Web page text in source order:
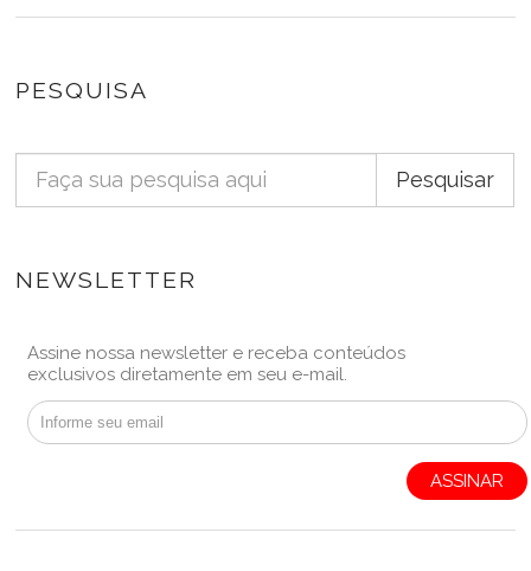
PESQUISA
Pesquisar
NEWSLETTER
Assine nossa newsletter e receba conteúdos
exclusivos diretamente em seu e-mail.
ASSINAR